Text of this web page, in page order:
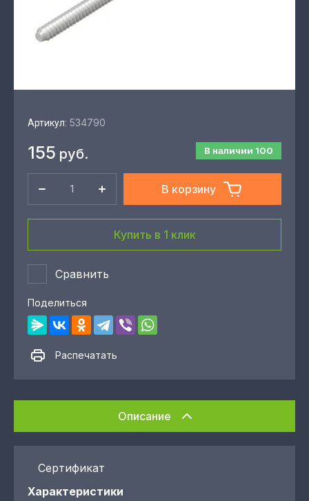
Артикул: 534790
В наличии 100
155 руб.
В корзину
Купить в 1 клик
Сравнить
Поделиться
Распечатать
Описание
Сертификат
Характеристики